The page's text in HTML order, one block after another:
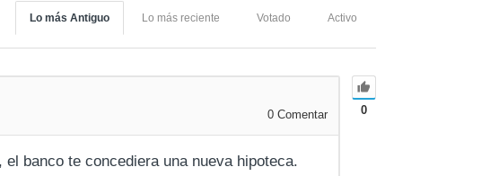
Activo
Votado
Lo más reciente
Lo más Antiguo
0
0 Comentar
banco te concediera una nueva hipoteca.